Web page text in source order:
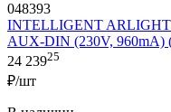
048393
INTELLIGENT
AUX-DIN (230V, 960mA)
24 23925
₽/шт